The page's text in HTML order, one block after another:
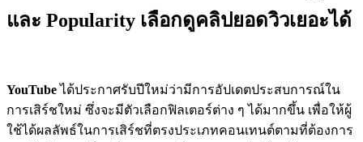
และ Popularity เลือกดูคลิปยอดวิวเยอะได้
YouTubeได้ประกาศรับปีใหม่ว่ามีการอัปเดตประสบการณ์ใน
การเสิร์ชใหม่ ซึ่งจะมีตัวเลือกฟิลเตอร์ต่าง ๆ ได้มากขึ้น เพื่อให้ผู้
ใช้ได้ผลลัพธ์ในการเสิร์ชที่ตรงประเภทคอนเทนต์ตามที่ต้องการ